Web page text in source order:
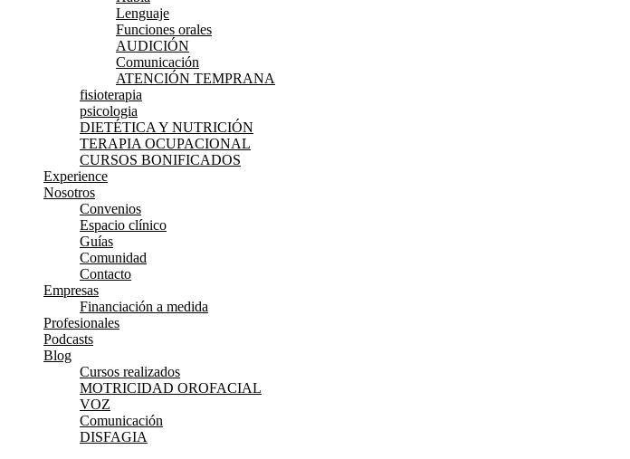
Lenguaje
Funciones orales
AUDICIÓN
Comunicación
ATENCIÓN TEMPRANA
fisioterapia
psicologia
DIETÉTICA Y NUTRICIÓN
TERAPIA OCUPACIONAL
CURSOS BONIFICADOS
Experience
Nosotros
Convenios
Espacio clínico
Guías
Comunidad
Contacto
Empresas
Financiación a medida
Profesionales
Podcasts
Blog
Cursos realizados
MOTRICIDAD OROFACIAL
VOZ
Comunicación
DISFAGIA